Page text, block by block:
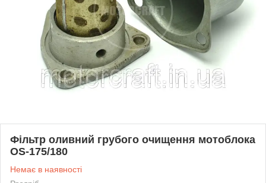
Фільтр оливний грубого очищення мотоблока
OS-175/180
Немає в наявності